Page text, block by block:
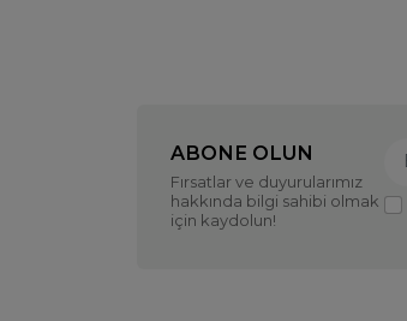
ABONE OLUN
Fırsatlar ve duyurularımız
hakkında bilgi sahibi olmak
için kaydolun!